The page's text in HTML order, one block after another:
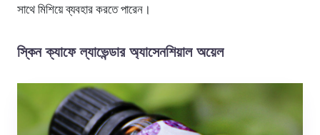
সাথে মিশিয়ে ব্যবহার করতে পারেন।
স্কিন ক্যাফে ল্যাভেন্ডার অ্যাসেনশিয়াল অয়েল